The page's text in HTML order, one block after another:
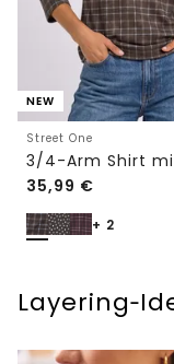
NEW
Street One
35,99 €
+ 2